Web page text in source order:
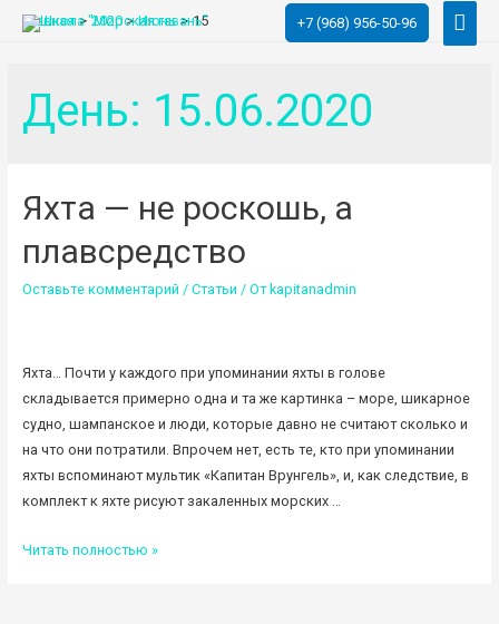
+7 (968) 956-50-96
Главная 2020 Июнь 15
День: 15.06.2020
Яхта — не роскошь, а
плавсредство
Оставьте комментарий / Статьи / От kapitanadmin
Яхта… Почти у каждого при упоминании яхты в голове
складывается примерно одна и та же картинка – море, шикарное
судно, шампанское и люди, которые давно не считают сколько и
на что они потратили. Впрочем нет, есть те, кто при упоминании
яхты вспоминают мультик «Капитан Врунгель», и, как следствие, в
комплект к яхте рисуют закаленных морских …
Яхта
Читать полностью »